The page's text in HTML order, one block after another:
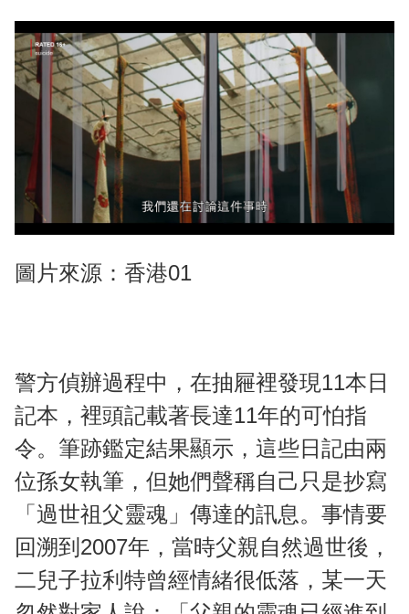
圖片來源：香港01
警方偵辦過程中，在抽屜裡發現11本日
記本，裡頭記載著長達11年的可怕指
令。筆跡鑑定結果顯示，這些日記由兩
位孫女執筆，但她們聲稱自己只是抄寫
「過世祖父靈魂」傳達的訊息。事情要
回溯到2007年，當時父親自然過世後，
二兒子拉利特曾經情緒很低落，某一天